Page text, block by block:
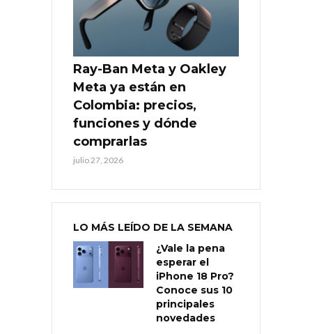
Ray-Ban Meta y Oakley
Meta ya están en
Colombia: precios,
funciones y dónde
comprarlas
julio 27, 2026
LO MÁS LEÍDO DE LA SEMANA
¿Vale la pena
esperar el
iPhone 18 Pro?
Conoce sus 10
principales
novedades